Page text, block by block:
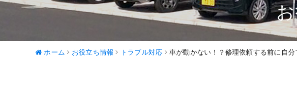
ホーム お役立ち情報 トラブル対応 車が動かない！？修理依頼する前に自